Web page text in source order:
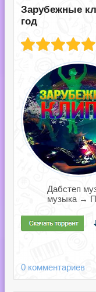
Зарубежные
год
Дабстеп
музыка →
0 комментариев